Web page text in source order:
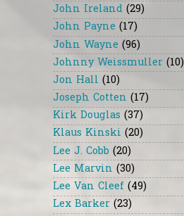
John Ireland (29)
John Payne (17)
John Wayne (96)
Johnny Weissmuller (10)
Jon Hall (10)
Joseph Cotten (17)
Kirk Douglas (37)
Klaus Kinski (20)
Lee J. Cobb (20)
Lee Marvin (30)
Lee Van Cleef (49)
Lex Barker (23)